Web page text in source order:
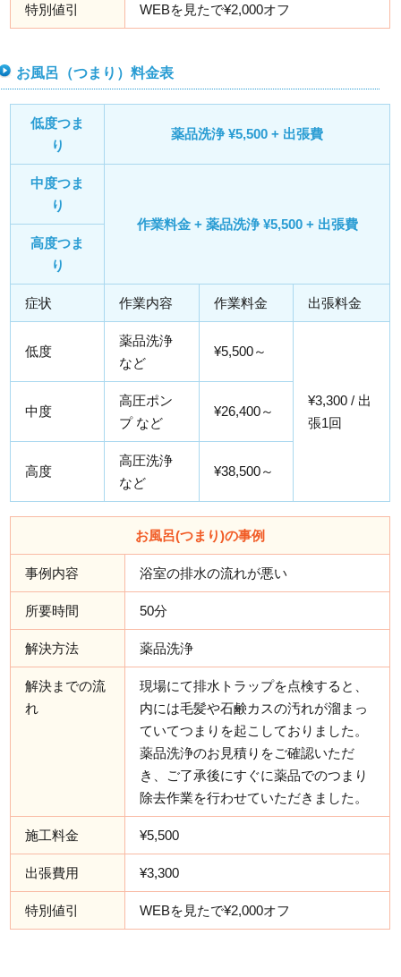
特別値引 WEBを見たで¥2,000オフ
お風呂（つまり）料金表
低度つま
り
薬品洗浄 ¥5,500 + 出張費
中度つま
り
作業料金 + 薬品洗浄 ¥5,500 + 出張費
高度つま
り
症状 作業内容 作業料金 出張料金
低度
薬品洗浄
など
¥5,500～
¥3,300 / 出
張1回
中度
高圧ポン
プ など
¥26,400～
高度
高圧洗浄
など
¥38,500～
お風呂(つまり)の事例
事例内容 浴室の排水の流れが悪い
所要時間 50分
解決方法 薬品洗浄
解決までの流
れ
現場にて排水トラップを点検すると、
内には毛髪や石鹸カスの汚れが溜まっ
ていてつまりを起こしておりました。
薬品洗浄のお見積りをご確認いただ
き、ご了承後にすぐに薬品でのつまり
除去作業を行わせていただきました。
施工料金 ¥5,500
出張費用 ¥3,300
特別値引 WEBを見たで¥2,000オフ